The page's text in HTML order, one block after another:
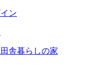
ン
舎暮らしの家